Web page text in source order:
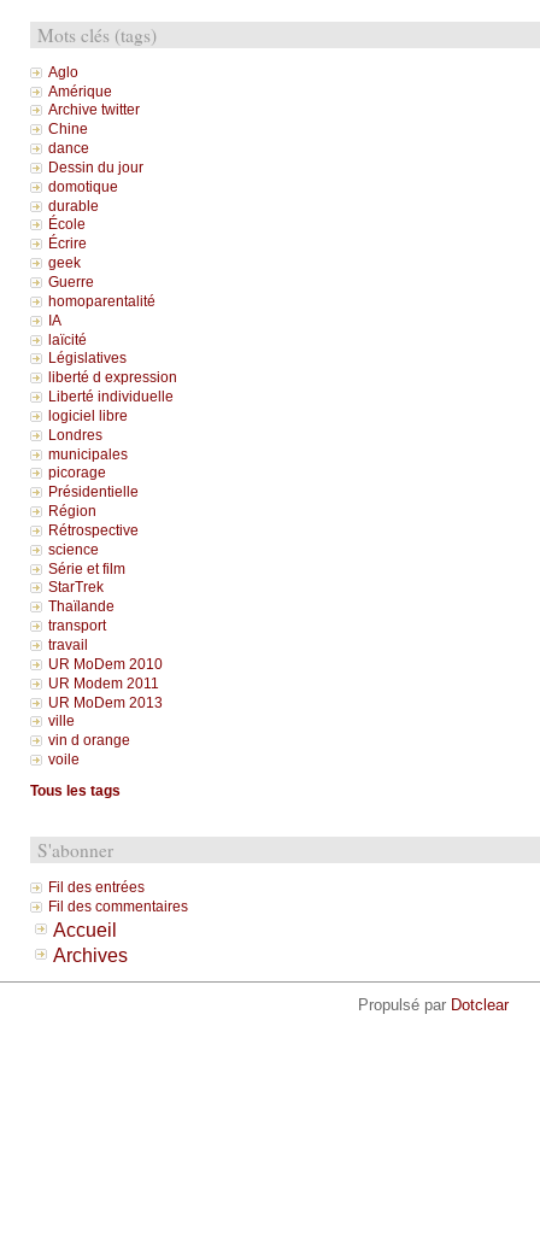
Mots clés (tags)
Aglo
Amérique
Archive twitter
Chine
dance
Dessin du jour
domotique
durable
École
Écrire
geek
Guerre
homoparentalité
IA
laïcité
Législatives
liberté d expression
Liberté individuelle
logiciel libre
Londres
municipales
picorage
Présidentielle
Région
Rétrospective
science
Série et film
StarTrek
Thaïlande
transport
travail
UR MoDem 2010
UR Modem 2011
UR MoDem 2013
ville
vin d orange
voile
Tous les tags
S'abonner
Fil des entrées
Fil des commentaires
Accueil
Archives
Propulsé par Dotclear